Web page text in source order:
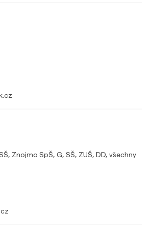
Znojmo SpŠ, G, SŠ, ZUŠ, DD, všechny